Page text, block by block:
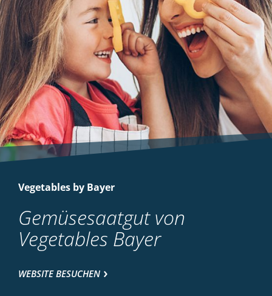
Vegetables by Bayer
Gemüsesaatgut von
Vegetables Bayer
WEBSITE BESUCHEN